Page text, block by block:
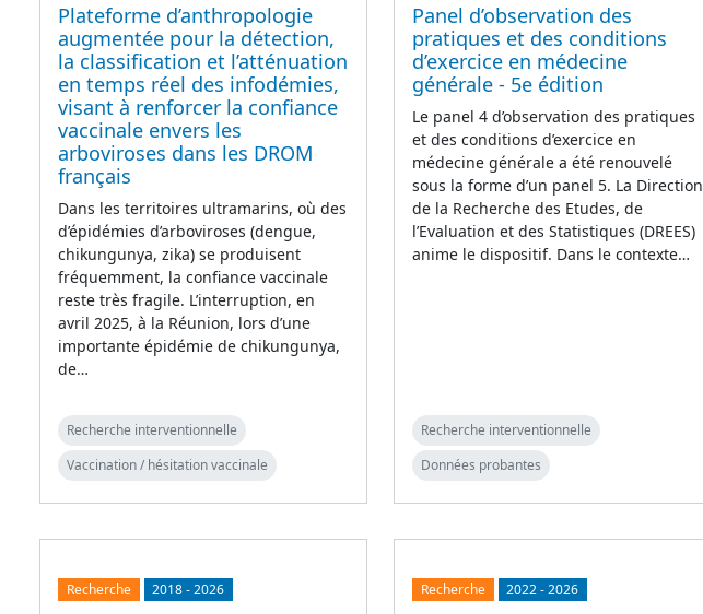
Plateforme d’anthropologie
augmentée pour la détection,
la classification et l’atténuation
en temps réel des infodémies,
visant à renforcer la confiance
vaccinale envers les
arboviroses dans les DROM
français
Dans les territoires ultramarins, où des
d’épidémies d’arboviroses (dengue,
chikungunya, zika) se produisent
fréquemment, la confiance vaccinale
reste très fragile. L’interruption, en
avril 2025, à la Réunion, lors d’une
importante épidémie de chikungunya,
de…
Recherche interventionnelle
Vaccination / hésitation vaccinale
Panel d’observation des
pratiques et des conditions
d’exercice en médecine
générale - 5e édition
Le panel 4 d’observation des pratiques
et des conditions d’exercice en
médecine générale a été renouvelé
sous la forme d’un panel 5. La Direction
de la Recherche des Etudes, de
l’Evaluation et des Statistiques (DREES)
anime le dispositif. Dans le contexte…
Recherche interventionnelle
Données probantes
Recherche 2018-2026 Recherche 2022-2026